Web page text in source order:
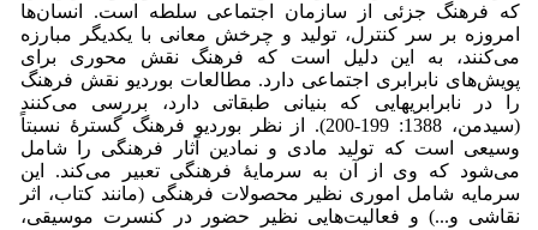
که فرهنگ جزئی از سازمان اجتماعی سلطه است. انسان‌ها
امروزه بر سر کنترل، تولید و چرخش معانی با یکدیگر مبارزه
می‌کنند، به این دلیل است که فرهنگ نقش محوری برای
پویش‌های نابرابری اجتماعی دارد. مطالعات بوردیو نقش فرهنگ
را در نابرابری­هایی که بنیانی طبقاتی دارد، بررسی می‌کنند
(سیدمن، 1388: 199-200). از نظر بوردیو فرهنگ گسترۀ نسبتاً
وسیعی است که تولید مادی و نمادین آثار فرهنگی را شامل
می‌شود که وی از آن به سرمایۀ فرهنگی تعبیر می‌کند. این
سرمایه شامل اموری نظیر محصولات فرهنگی (مانند کتاب، اثر
نقاشی و...) و فعالیت‌هایی نظیر حضور در کنسرت موسیقی،